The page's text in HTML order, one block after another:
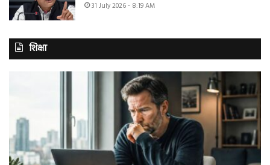
31 July 2026 - 8:19 AM
शिक्षा